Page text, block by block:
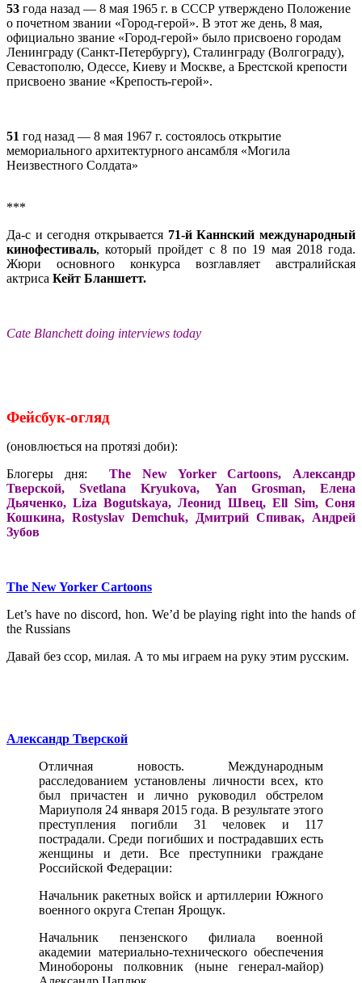
53 года назад — 8 мая 1965 г. в СССР утверждено Положение
о почетном звании «Город-герой». В этот же день, 8 мая,
официально звание «Город-герой» было присвоено городам
Ленинграду (Санкт-Петербургу), Сталинграду (Волгограду),
Севастополю, Одессе, Киеву и Москве, а Брестской крепости
присвоено звание «Крепость-герой».
51 год назад — 8 мая 1967 г. состоялось открытие
мемориального архитектурного ансамбля «Могила
Неизвестного Солдата»
***
Да-с и сегодня открывается 71-й Каннский международный
кинофестиваль, который пройдет с 8 по 19 мая 2018 года.
Жюри основного конкурса возглавляет австралийская
актриса Кейт Бланшетт.
Cate Blanchett doing interviews today
Фейсбук-огляд
(оновлюється на протязі доби):
Блогеры дня:The New Yorker Cartoons, Александр
Тверской, Svetlana Kryukova, Yan Grosman, Елена
Дьяченко, Liza Bogutskaya, Леонид Швец, Ell Sim, Соня
Кошкина, Rostyslav Demchuk, Дмитрий Спивак, Андрей
Зубов
The New Yorker Cartoons
Let’s have no discord, hon. We’d be playing right into the hands of
the Russians
Давай без ccор, милая. А то мы играем на руку этим русским.
Александр Тверской
Отличная новость. Международным
расследованием установлены личности всех, кто
был причастен и лично руководил обстрелом
Мариуполя 24 января 2015 года. В результате этого
преступления погибли 31 человек и 117
пострадали. Среди погибших и пострадавших есть
женщины и дети. Все преступники граждане
Российской Федерации:
Начальник ракетных войск и артиллерии Южного
военного округа Степан Ярощук.
Начальник пензенского филиала военной
академии материально-технического обеспечения
Минобороны полковник (ныне генерал-майор)